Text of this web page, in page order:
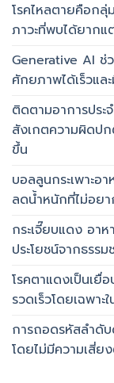
โรคไหลตายคือกลุ่
ภาวะที่พบได้ยาก
Generative AI ช่
ศักยภาพได้เร็วแล
ติดตามอาการประ
สังเกตความผิดป
ขึ้น
บอลลูนกระเพาะอ
ลดน้ำหนักที่ไม่อยา
กระเจี๊ยบแดง อา
ประโยชน์จากธรรม
โรคตาแดงเป็นเยื่
รวดเร็วโดยเฉพา
การถอดรหัสลำดับ
โดยไม่มีความเสี่ย